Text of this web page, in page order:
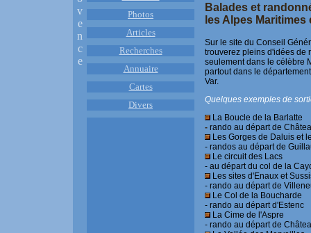
v
e
n
c
e
Photos
Articles
Recherches
Annuaire
Cartes
Divers
Balades et
les Alpes Maritimes
Sur le site du Conseil
trouverez pleins d'idées de
seulement dans le célèbre
partout dans le
Var.
Quelques exemples de
La Boucle de la Barlatte
- rando au départ de
Les Gorges de Daluis et
- randos au départ de
Le circuit des Lacs
- au départ du col de la
Les sites d'Enaux et
- rando au départ de
Le Col de la Boucharde
- rando au départ d'Estenc
La Cime de l'Aspre
- rando au départ de